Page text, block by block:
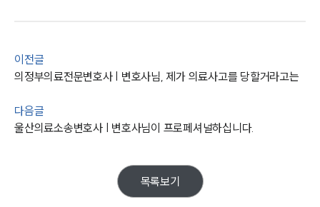
소식/자료
이전글
의정부의료전문변호사 | 변호사님, 제가 의료사고를 당할거라고는
다음글
울산의료소송변호사 | 변호사님이 프로페셔널하십니다.
목록보기